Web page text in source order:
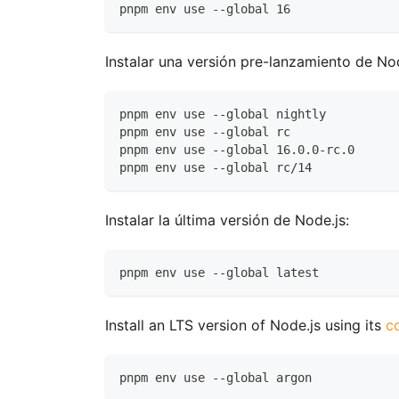
pnpm env use --global 16
Instalar una versión pre-lanzamiento de
pnpm env use --global nightly
pnpm env use --global rc
pnpm env use --global 16.0.0-rc.0
pnpm env use --global rc/14
Instalar la última versión de Node.js:
pnpm env use --global latest
Install an LTS version of Node.js using its
pnpm env use --global argon